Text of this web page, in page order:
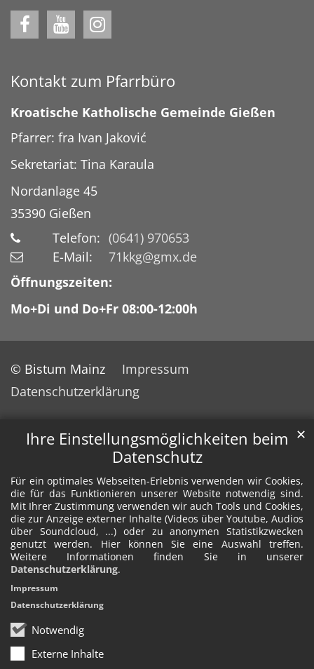
Ihre Einstellungsmöglichkeiten beim
Datenschutz
Für ein optimales Webseiten-Erlebnis verwenden wir Cookies,
die für das Funktionieren unserer Website notwendig sind.
Mit Ihrer Zustimmung verwenden wir auch Tools und Cookies,
die zur Anzeige externer Inhalte (Videos über Youtube, Audios
über Soundcloud, ...) oder zu anonymen Statistikzwecken
genutzt werden. Hier können Sie eine Auswahl treffen.
Weitere Informationen finden Sie in unserer
Datenschutzerklärung.
Notwendig
Externe Inhalte
✕
Impressum
Datenschutzerklärung
Kontakt zum Pfarrbüro
Kroatische Katholische Gemeinde Gießen
Pfarrer: fra Ivan Jaković
Sekretariat: Tina Karaula
Nordanlage 45
35390 Gießen
Telefon: (0641) 970653
E-Mail:
71kkg@gmx.de
Öffnungszeiten:
Mo+Di und Do+Fr 08:00-12:00h
© Bistum Mainz
Impressum
Datenschutzerklärung